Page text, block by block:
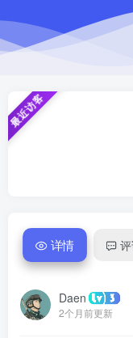
最近访客
详情
Daen
2个月前更新